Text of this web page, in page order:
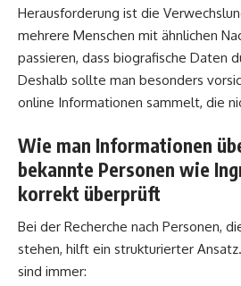
Herausforderung ist die
mehrere Menschen mit ähnlichen
passieren, dass biografische Daten
Deshalb sollte man besonders
online Informationen sammelt, die
Wie man Informationen
bekannte Personen wie
korrekt überprüft
Bei der Recherche nach Personen,
stehen, hilft ein strukturierter
sind immer: